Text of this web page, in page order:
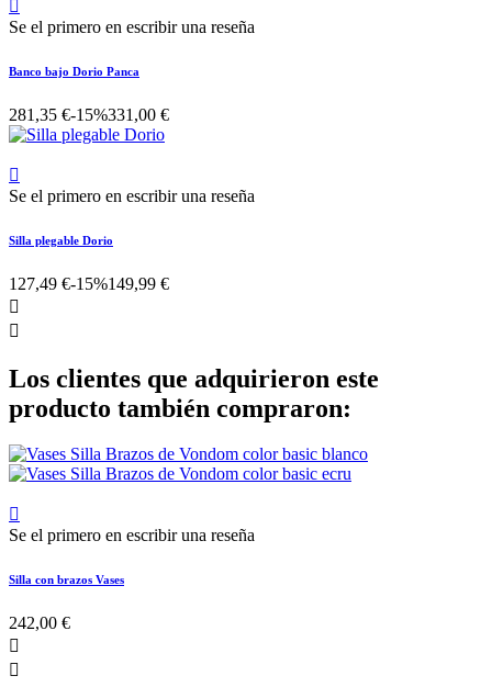

Se el primero en escribir una reseña
Banco bajo Dorio Panca
281,35 €-15%331,00 €

Se el primero en escribir una reseña
Silla plegable Dorio
127,49 €-15%149,99 €


Los clientes que adquirieron este
producto también compraron:

Se el primero en escribir una reseña
Silla con brazos Vases
242,00 €

